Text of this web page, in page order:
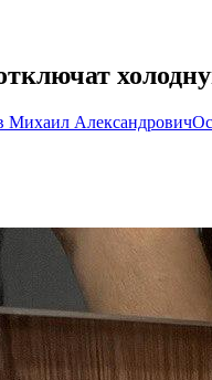
Михаил Александрович